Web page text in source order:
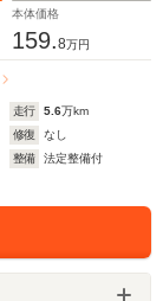
本体価格
159.8万円
走行 5.6万km
修復
なし
整備
法定整備付